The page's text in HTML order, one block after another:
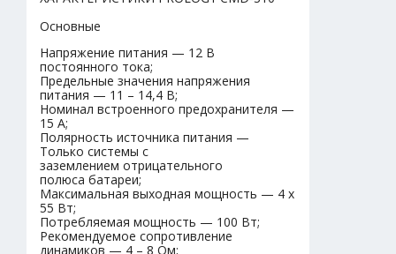
Основные
Напряжение питания — 12 В
постоянного тока;
Предельные значения напряжения
питания — 11 – 14,4 В;
Номинал встроенного предохранителя —
15 А;
Полярность источника питания —
Только системы с
заземлением отрицательного
полюса батареи;
Максимальная выходная мощность — 4 x
55 Вт;
Потребляемая мощность — 100 Вт;
Рекомендуемое сопротивление
динамиков — 4 – 8 Ом;